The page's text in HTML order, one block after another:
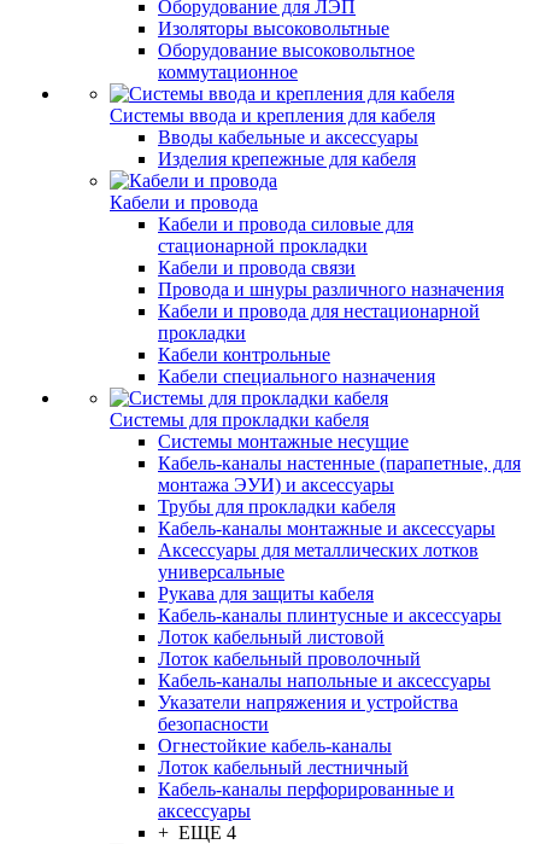
Оборудование для ЛЭП
Изоляторы высоковольтные
Оборудование высоковольтное
коммутационное
Системы ввода и крепления для кабеля
Вводы кабельные и аксессуары
Изделия крепежные для кабеля
Кабели и провода
Кабели и провода силовые для
стационарной прокладки
Кабели и провода связи
Провода и шнуры различного назначения
Кабели и провода для нестационарной
прокладки
Кабели контрольные
Кабели специального назначения
Системы для прокладки кабеля
Системы монтажные несущие
Кабель-каналы настенные (парапетные, для
монтажа ЭУИ) и аксессуары
Трубы для прокладки кабеля
Кабель-каналы монтажные и аксессуары
Аксессуары для металлических лотков
универсальные
Рукава для защиты кабеля
Кабель-каналы плинтусные и аксессуары
Лоток кабельный листовой
Лоток кабельный проволочный
Кабель-каналы напольные и аксессуары
Указатели напряжения и устройства
безопасности
Огнестойкие кабель-каналы
Лоток кабельный лестничный
Кабель-каналы перфорированные и
аксессуары
+ ЕЩЕ 4